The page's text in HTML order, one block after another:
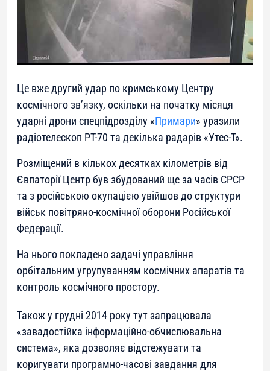
Це вже другий удар по кримському Центру
космічного зв’язку, оскільки на початку місяця
ударні дрони спецпідрозділу «Примари» уразили
радіотелескоп РТ-70 та декілька радарів «Утес-Т».
Розміщений в кількох десятках кілометрів від
Євпаторії Центр був збудований ще за часів СРСР
та з російською окупацією увійшов до структури
військ повітряно-космічної оборони Російської
Федерації.
На нього покладено задачі управління
орбітальним угрупуванням космічних апаратів та
контроль космічного простору.
Також у грудні 2014 року тут запрацювала
«завадостійка інформаційно-обчислювальна
система», яка дозволяє відстежувати та
коригувати програмно-часові завдання для